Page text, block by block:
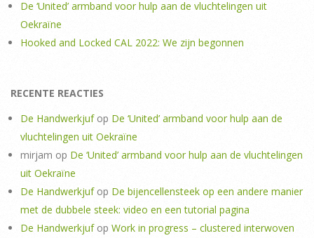
De ‘United’ armband voor hulp aan de vluchtelingen uit
Oekraïne
Hooked and Locked CAL 2022: We zijn begonnen
RECENTE REACTIES
De Handwerkjufop De ‘United’ armband voor hulp aan de
vluchtelingen uit Oekraïne
mirjam op De ‘United’ armband voor hulp aan de vluchtelingen
uit Oekraïne
De Handwerkjufop De bijencellensteek op een andere manier
met de dubbele steek: video en een tutorial pagina
De Handwerkjufop Work in progress – clustered interwoven